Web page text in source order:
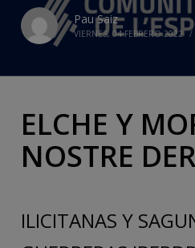
Pau Saiz
VIERNES, 04 FEBRERO 2022 /
ELCHE Y
NOSTRE
ILICITANAS Y